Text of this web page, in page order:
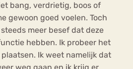
bang, verdrietig, boos of
gewoon goed voelen. Toch
meer besef dat deze
hebben. Ik probeer het
Ik weet namelijk dat